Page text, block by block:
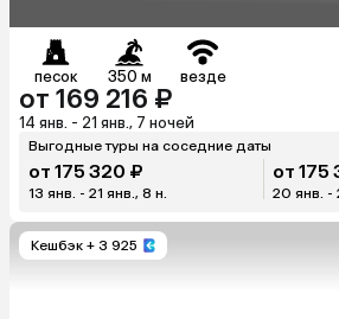
песок 350 м везде
от 169 216 ₽
14 янв. - 21 янв., 7 ночей
Выгодные туры на соседние даты
от 175 320 ₽
13 янв. - 21 янв., 8 н.
от 175
20 янв. -
Кешбэк + 3 925